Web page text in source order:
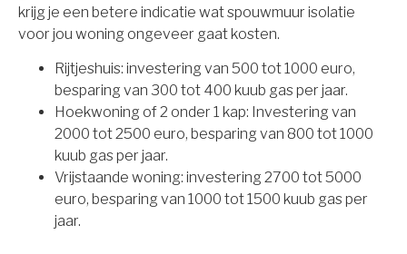
krijg je een betere indicatie wat spouwmuur isolatie
voor jou woning ongeveer gaat kosten.
Rijtjeshuis: investering van 500 tot 1000 euro,
besparing van 300 tot 400 kuub gas per jaar.
Hoekwoning of 2 onder 1 kap: Investering van
2000 tot 2500 euro, besparing van 800 tot 1000
kuub gas per jaar.
Vrijstaande woning: investering 2700 tot 5000
euro, besparing van 1000 tot 1500 kuub gas per
jaar.